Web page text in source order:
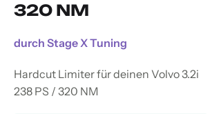
320 NM
durch Stage X Tuning
Hardcut Limiter für deinen Volvo 3.2i
238 PS / 320 NM